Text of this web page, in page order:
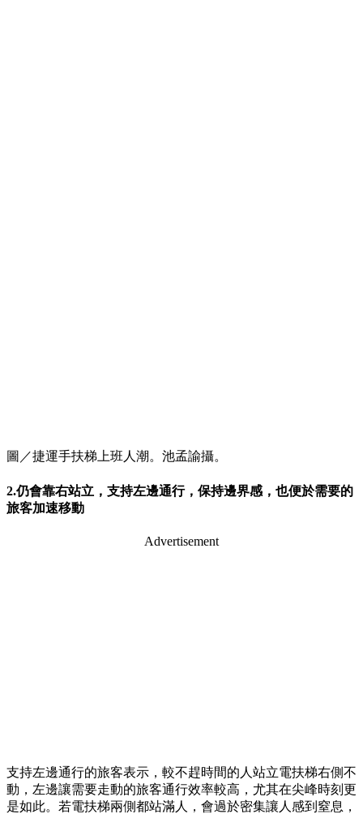
圖／捷運手扶梯上班人潮。池孟諭攝。
2.仍會靠右站立，支持左邊通行，保持邊界感，也便於需要的
旅客加速移動
Advertisement
支持左邊通行的旅客表示，較不趕時間的人站立電扶梯右側不
動，左邊讓需要走動的旅客通行效率較高，尤其在尖峰時刻更
是如此。若電扶梯兩側都站滿人，會過於密集讓人感到窒息，